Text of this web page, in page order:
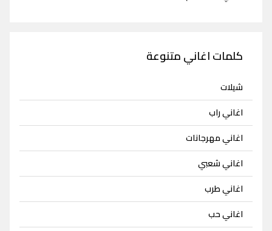
كلمات اغاني متنوعة
شيلات
اغاني راب
اغاني مهرجانات
اغاني شعبي
اغاني طرب
اغاني حب